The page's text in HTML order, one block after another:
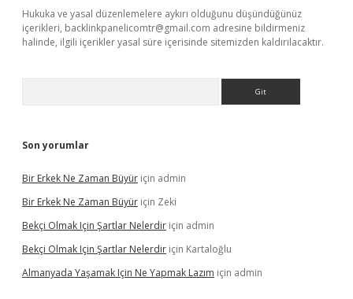
Hukuka ve yasal düzenlemelere aykırı olduğunu düşündüğünüz
içerikleri, backlinkpanelicomtr@gmail.com adresine bildirmeniz
halinde, ilgili içerikler yasal süre içerisinde sitemizden kaldırılacaktır.
Son yorumlar
Bir Erkek Ne Zaman Büyür için admin
Bir Erkek Ne Zaman Büyür için Zeki
Bekçi Olmak Için Şartlar Nelerdir için admin
Bekçi Olmak Için Şartlar Nelerdir için Kartaloğlu
Almanyada Yaşamak Için Ne Yapmak Lazım için admin